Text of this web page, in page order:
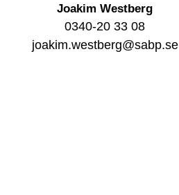
Joakim Westberg
0340-20 33 08
joakim.westberg@sabp.se